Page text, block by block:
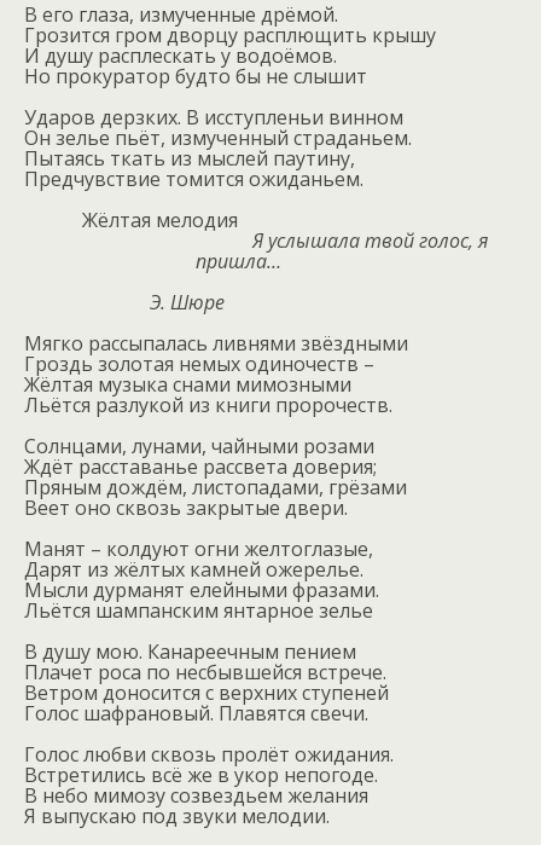
В его глаза, измученные дрёмой.
Грозится гром дворцу расплющить крышу
И душу расплескать у водоёмов.
Но прокуратор будто бы не слышит
Ударов дерзких. В исступленьи винном
Он зелье пьёт, измученный страданьем.
Пытаясь ткать из мыслей паутину,
Предчувствие томится ожиданьем.
Жёлтая мелодия
Я услышала твой голос, я
пришла…
Э. Шюре
Мягко рассыпалась ливнями звёздными
Гроздь золотая немых одиночеств –
Жёлтая музыка снами мимозными
Льётся разлукой из книги пророчеств.
Солнцами, лунами, чайными розами
Ждёт расставанье рассвета доверия;
Пряным дождём, листопадами, грёзами
Веет оно сквозь закрытые двери.
Манят – колдуют огни желтоглазые,
Дарят из жёлтых камней ожерелье.
Мысли дурманят елейными фразами.
Льётся шампанским янтарное зелье
В душу мою. Канареечным пением
Плачет роса по несбывшейся встрече.
Ветром доносится с верхних ступеней
Голос шафрановый. Плавятся свечи.
Голос любви сквозь пролёт ожидания.
Встретились всё же в укор непогоде.
В небо мимозу созвездьем желания
Я выпускаю под звуки мелодии.